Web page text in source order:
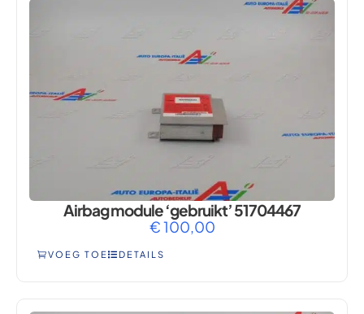
Airbag module ‘gebruikt’ 51704467
€100,00
VOEG TOE DETAILS